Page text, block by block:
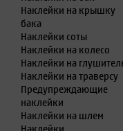
Наклейки на крышку
бака
Наклейки соты
Наклейки на колесо
Наклейки на
Наклейки на траверсу
Предупреждающие
наклейки
Наклейки на шлем